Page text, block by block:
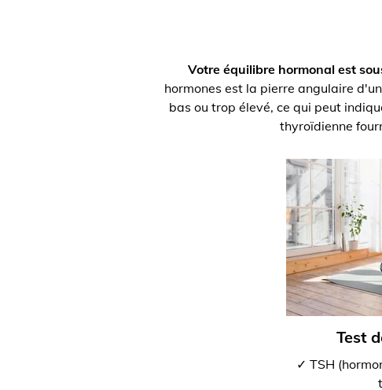
Votre équilibre hormonal est
hormones est la pierre angulaire
bas ou trop élevé, ce qui peut
thyroïdienne
Test
✓ TSH